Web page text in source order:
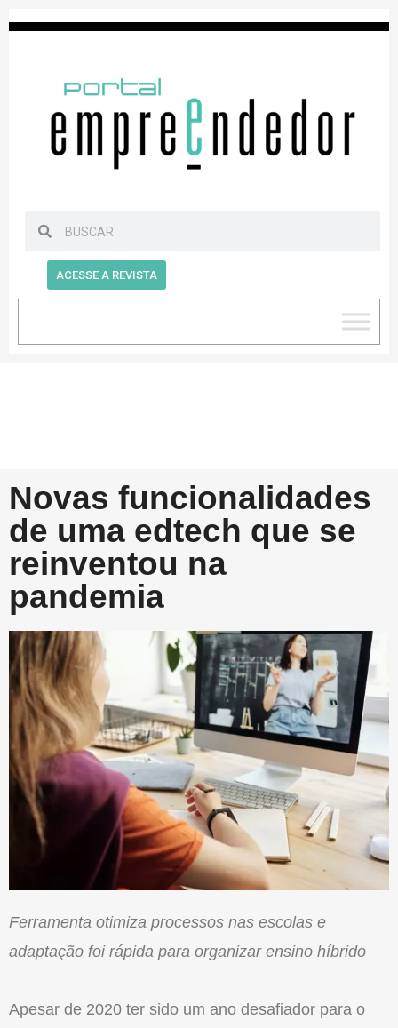
ACESSE A REVISTA
Novas funcionalidades
de uma edtech que se
reinventou na
pandemia
Ferramenta otimiza processos nas escolas e
adaptação foi rápida para organizar ensino híbrido
Apesar de 2020 ter sido um ano desafiador para o